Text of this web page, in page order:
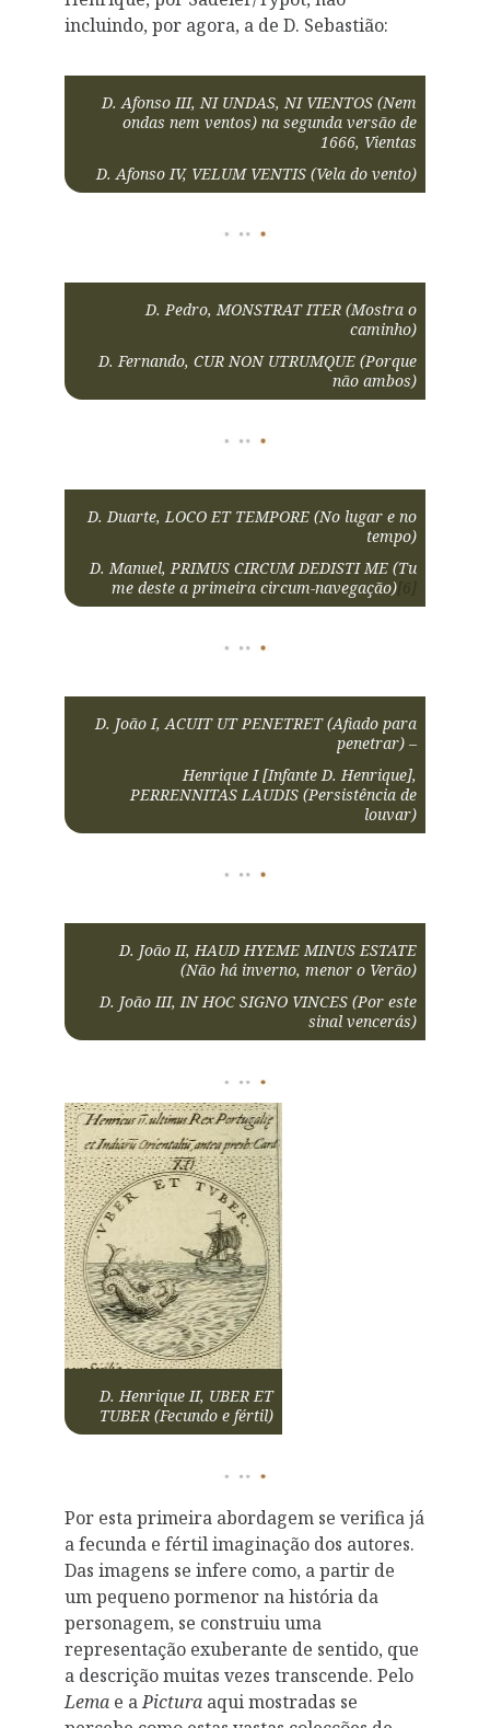
incluindo, por agora, a de D. Sebastião:
D. Afonso III, NI UNDAS, NI VIENTOS (Nem
ondas nem ventos) na segunda versão de
1666, Vientas
D. Afonso IV, VELUM VENTIS (Vela do vento)
D. Pedro, MONSTRAT ITER (Mostra o
caminho)
D. Fernando, CUR NON UTRUMQUE (Porque
não ambos)
D. Duarte, LOCO ET TEMPORE (No lugar e no
tempo)
D. Manuel, PRIMUS CIRCUM DEDISTI ME (Tu
me deste a primeira circum-navegação)[6]
D. João I, ACUIT UT PENETRET (Afiado para
penetrar) –
Henrique I [Infante D. Henrique],
PERRENNITAS LAUDIS (Persistência de
louvar)
D. João II, HAUD HYEME MINUS ESTATE
(Não há inverno, menor o Verão)
D. João III, IN HOC SIGNO VINCES (Por este
sinal vencerás)
D. Henrique II, UBER ET
TUBER (Fecundo e fértil)
Por esta primeira abordagem se verifica já
a fecunda e fértil imaginação dos autores.
Das imagens se infere como, a partir de
um pequeno pormenor na história da
personagem, se construiu uma
representação exuberante de sentido, que
a descrição muitas vezes transcende. Pelo
Lema e aPictura aqui mostradas se